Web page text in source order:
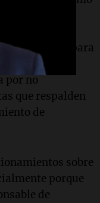
de
así la
crucial para
su
por no
que respalden
de
sobre
porque
de